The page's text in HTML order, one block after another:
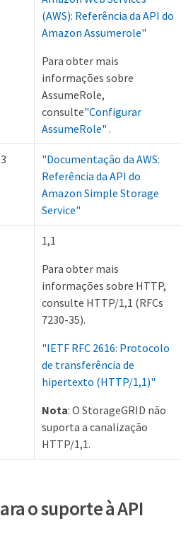
(AWS): Referência da API do
Amazon Assumerole"
Para obter mais
informações sobre
AssumeRole,
consulte"Configurar
AssumeRole" .
"Documentação da AWS:
Referência da API do
Amazon Simple Storage
Service"
1,1
Para obter mais
informações sobre HTTP,
consulte HTTP/1,1 (RFCs
7230-35).
"IETF RFC 2616: Protocolo
de transferência de
hipertexto (HTTP/1,1)"
Nota: O StorageGRID não
suporta a canalização
HTTP/1,1.
o suporte à API